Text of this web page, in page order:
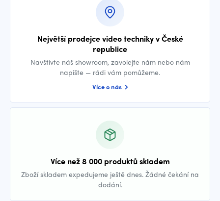
Největší prodejce video techniky v České
republice
Navštivte náš showroom, zavolejte nám nebo nám
napište — rádi vám pomůžeme.
Více o nás
Více než 8 000 produktů skladem
Zboží skladem expedujeme ještě dnes. Žádné čekání na
dodání.